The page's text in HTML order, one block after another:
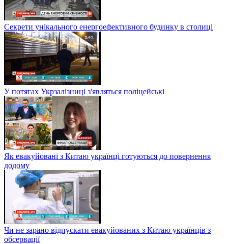
Секрети унікального енергоефективного будинку в столиці
У потягах Укрзалізниці з'являться поліцейські
Як евакуйовані з Китаю українці готуються до повернення
додому
Чи не зарано відпускати евакуйованих з Китаю українців з
обсервації